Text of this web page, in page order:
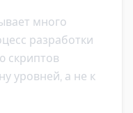
много
разработки
скриптов
уровней, а не к